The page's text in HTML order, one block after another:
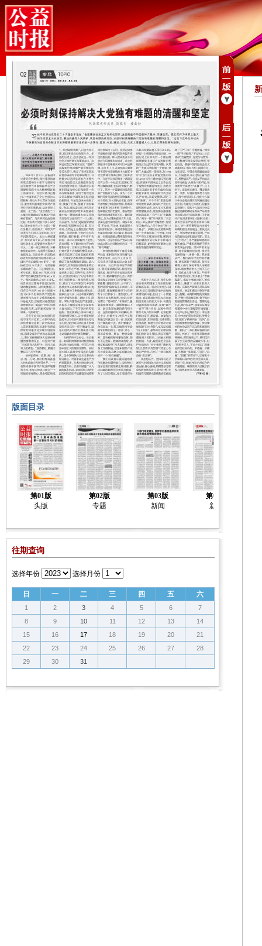
版面目录
第01版
头版
第02版
专题
第03版
新闻
第04版
新闻
往期查询
选择年份 选择月份
日 一 二 三 四 五 六
1 2 3 4 5 6
7
8
9 10 11 12 13
14
15
16 17 18 19 20
21
22
23 24 25 26 27
28
29
30 31